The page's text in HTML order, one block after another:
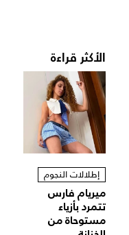
الأكثر قراءة
إطلالات النجوم
ميريام فارس
تتمرد بأزياء
مستوحاة من